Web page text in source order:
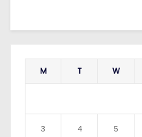
M T W
3 4 5